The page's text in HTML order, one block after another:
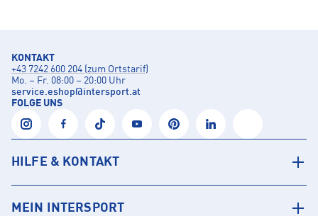
KONTAKT
+43 7242 600 204 (zum Ortstarif)
Mo. – Fr. 08:00 – 20:00 Uhr
service.eshop@intersport.at
FOLGE UNS
HILFE & KONTAKT
MEIN INTERSPORT